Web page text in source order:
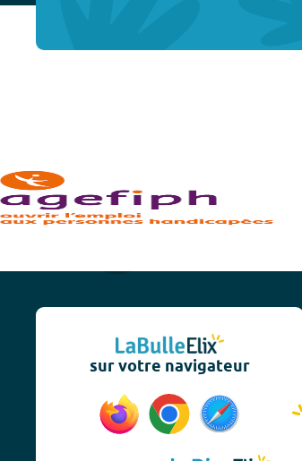
sur votre navigateur